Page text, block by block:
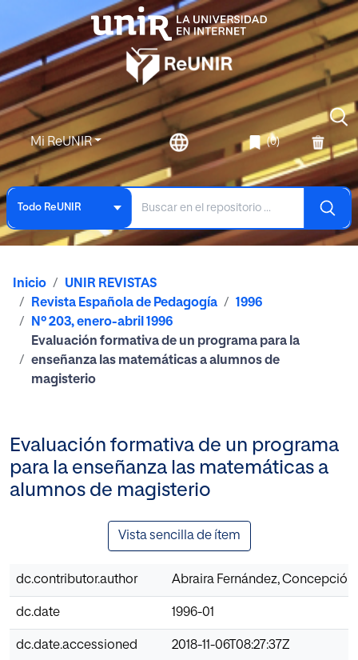
Mi ReUNIR (0)
Todo ReUNIR
Inicio
UNIR REVISTAS
Revista Española de Pedagogía
1996
Nº 203, enero-abril 1996
Evaluación formativa de un programa para la
enseñanza las matemáticas a alumnos de
magisterio
Evaluación formativa de un programa
para la enseñanza las matemáticas a
alumnos de magisterio
Vista sencilla de ítem
dc.contributor.author Abraira Fernández, Concepción
dc.date 1996-01
dc.date.accessioned 2018-11-06T08:27:37Z